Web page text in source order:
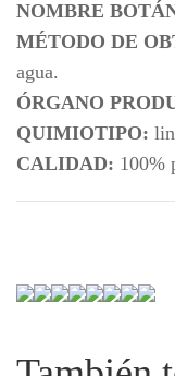
NOMBRE
MÉTODO DE
agua.
ÓRGANO
QUIMIOTIPO:
CALIDAD: 100%